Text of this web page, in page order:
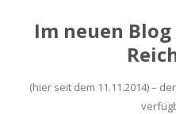
Im neuen
(hier seit dem 11.11.2014) –